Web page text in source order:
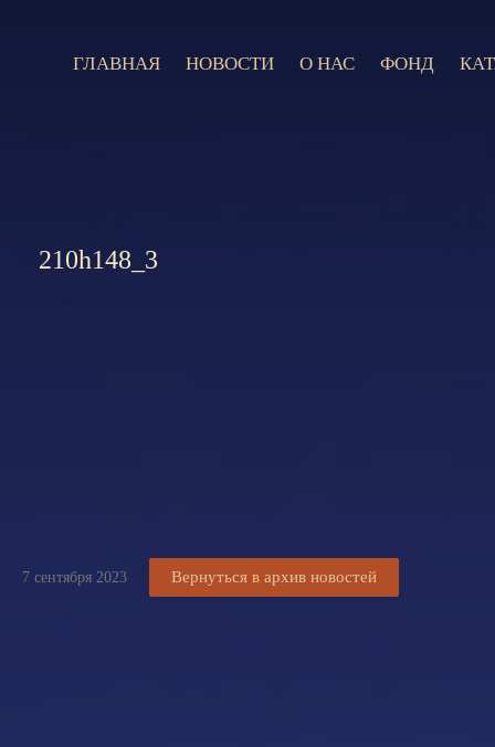
ГЛАВНАЯ НОВОСТИ О НАС ФОНД
210h148_3
7 сентября 2023 Вернуться в архив новостей